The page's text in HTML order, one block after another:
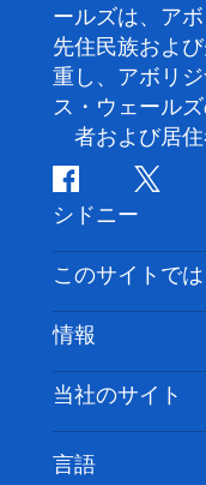
ールズは、ア
先住民族およ
重し、アボリ
ス・ウェール
者および居
フ
ェ
イ
ス
ブ
ッ
ク
ツ
ッ
タ
ー
シドニー
お問い合わせ
免責事項
クッキーに関する
このサイトでは
目的地
やるべきこと
イベント
情報
旅行情報
アクセシブルシ
ビジネスを登録す
当社のサイト
言語